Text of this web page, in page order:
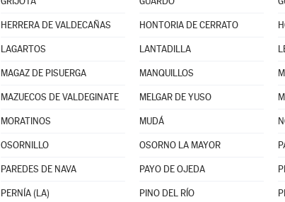
HERRERA DE VALDECAÑAS HONTORIA DE CERRATO
LAGARTOS LANTADILLA
MAGAZ DE PISUERGA MANQUILLOS
MAZUECOS DE VALDEGINATE MELGAR DE YUSO
MORATINOS MUDÁ
OSORNILLO OSORNO LA MAYOR
PAREDES DE NAVA PAYO DE OJEDA
PERNÍA (LA) PINO DEL RÍO